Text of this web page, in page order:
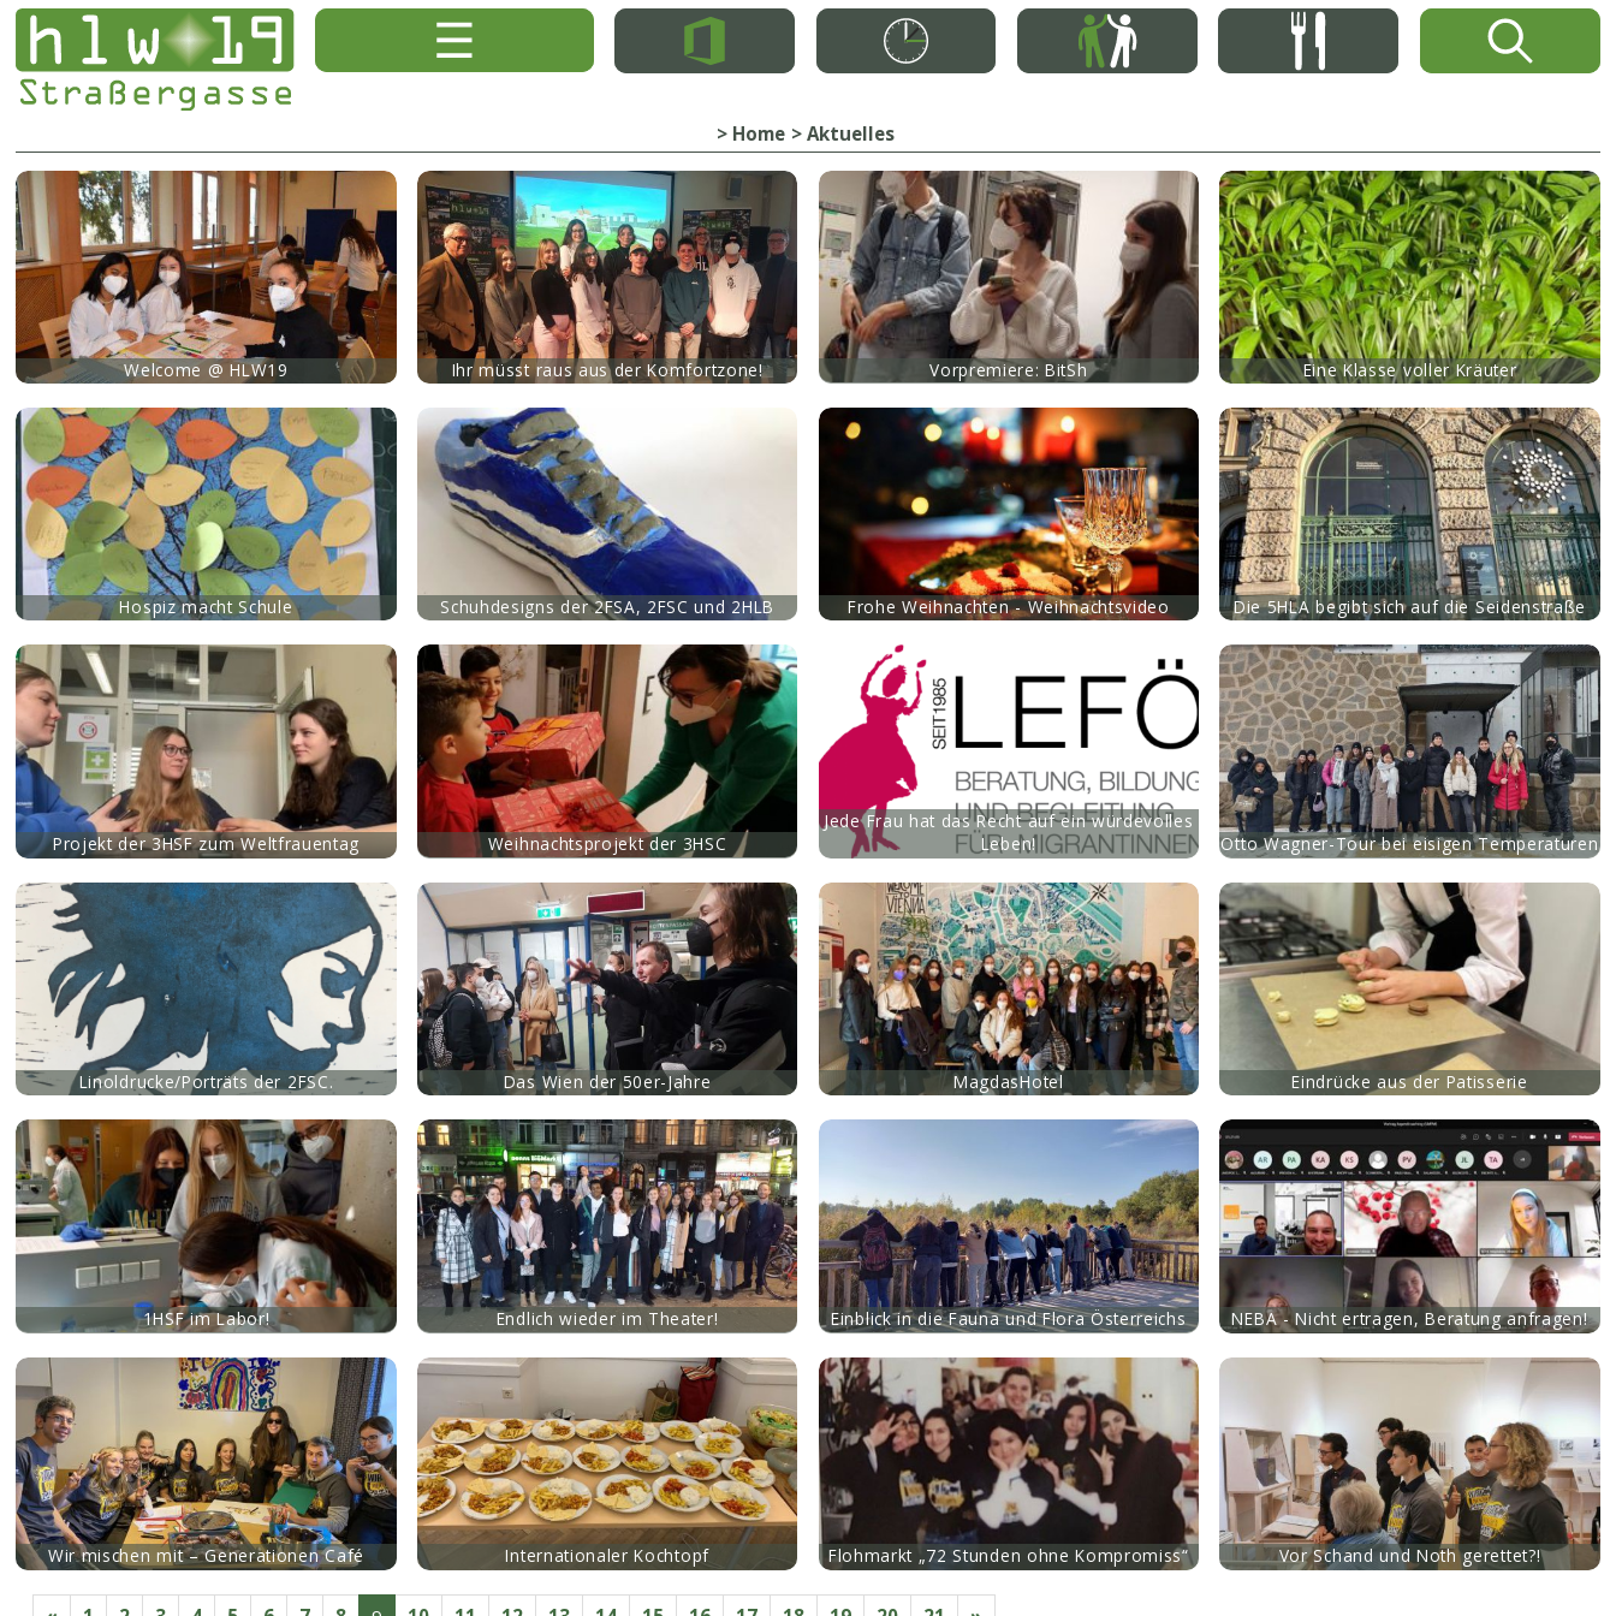
Home Aktuelles
Welcome @ HLW19 Ihr müsst raus aus der Komfortzone!
mehr
Vorpremiere: BitSh
mehr
Eine Klasse voller Kräuter
mehr
Hospiz macht Schule Schuhdesigns der 2FSA, 2FSC und 2HLB
mehr
Frohe Weihnachten - Weihnachtsvideo
mehr
Die 5HLA begibt sich auf die Seidenstraße
mehr
Projekt der 3HSF zum Weltfrauentag Weihnachtsprojekt der 3HSC
mehr
Jede Frau hat das Recht auf ein würdevolles
Leben!
mehr
Otto Wagner-Tour bei eisigen Temperaturen
mehr
Linoldrucke/Porträts der 2FSC. Das Wien der 50er-Jahre
mehr
MagdasHotel
mehr
Eindrücke aus der Patisserie
mehr
1HSF im Labor! Endlich wieder im Theater!
mehr
Einblick in die Fauna und Flora Österreichs
mehr
NEBA - Nicht ertragen, Beratung anfragen!
Wir mischen mit – Generationen Café Internationaler Kochtopf
mehr
Flohmarkt „72 Stunden ohne Kompromiss“
mehr
Vor Schand und Noth gerettet?!
mehr